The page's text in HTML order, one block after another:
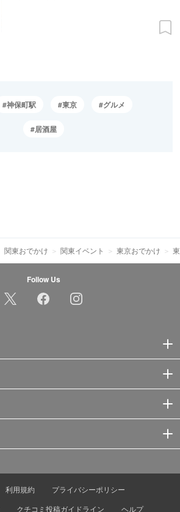
神保町駅 東京 グルメ
居酒屋
関東おでかけ 関東イベント 東京おでかけ
Follow Us
利用規約
プライバシーポリシー
クチコミ投稿ガイドライン ヘルプ